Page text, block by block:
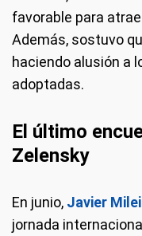
favorable para
Además, sostuvo
haciendo alusión a
adoptadas.
El último
Zelensky
En junio, Javier Milei
jornada